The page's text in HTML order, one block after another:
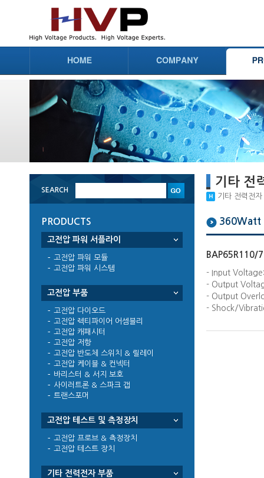
SEARCH
PRODUCTS
고전압 파워 서플라이
고전압 파워 모듈
고전압 파워 시스템
고전압 부품
고전압 다이오드
고전압 렉티파이어 어셈블리
고전압 캐패시터
고전압 저항
고전압 반도체 스위치 & 릴레이
고전압 케이블 & 컨넥터
바리스터 & 서지 보호
사이러트론 & 스파크 갭
트랜스포머
고전압 테스트 및 측정장치
고전압 프로브 & 측정장치
고전압 테스트 장치
기타 전력전자 부품
기타 전
기타 전력전
360Watt
BAP65R110/
- Input
- Output
- Output
- Shock/